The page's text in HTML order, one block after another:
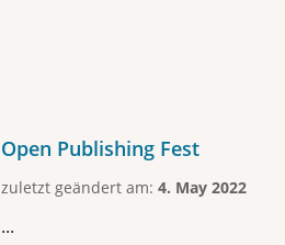
Open Publishing Fest
zuletzt geändert am: 4. May 2022
...